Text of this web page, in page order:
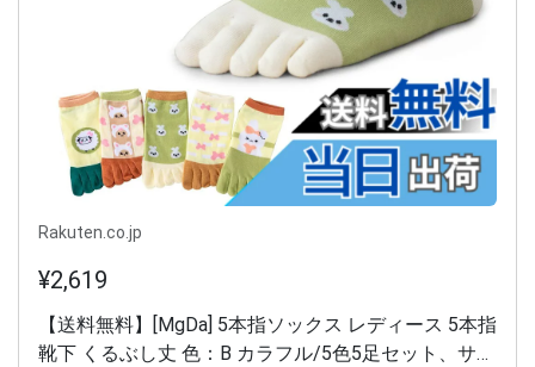
Rakuten.co.jp
¥2,619
【送料無料】[MgDa] 5本指ソックス レディース 5本指
靴下 くるぶし丈 色：B カラフル/5色5足セット、サイ